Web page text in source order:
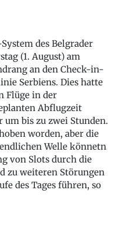
des Belgrader
(1. August) am
an den Check-in-
Serbiens. Dies hatte
Flüge in der
Abflugzeit
um bis zu zwei Stunden.
worden, aber die
Welle könnetn
von Slots durch die
zu weiteren Störungen
des Tages führen, so